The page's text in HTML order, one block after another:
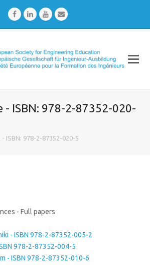
FacebookLinkedInYoutubeEmail
- ISBN: 978-2-87352-020-
ISBN: 978-2-87352-020-5
- Full papers
- ISBN 978-2-87352-005-2
978-2-87352-004-5
- ISBN 978-2-87352-010-6